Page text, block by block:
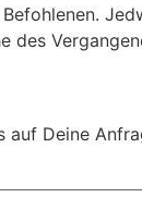
auf Deine